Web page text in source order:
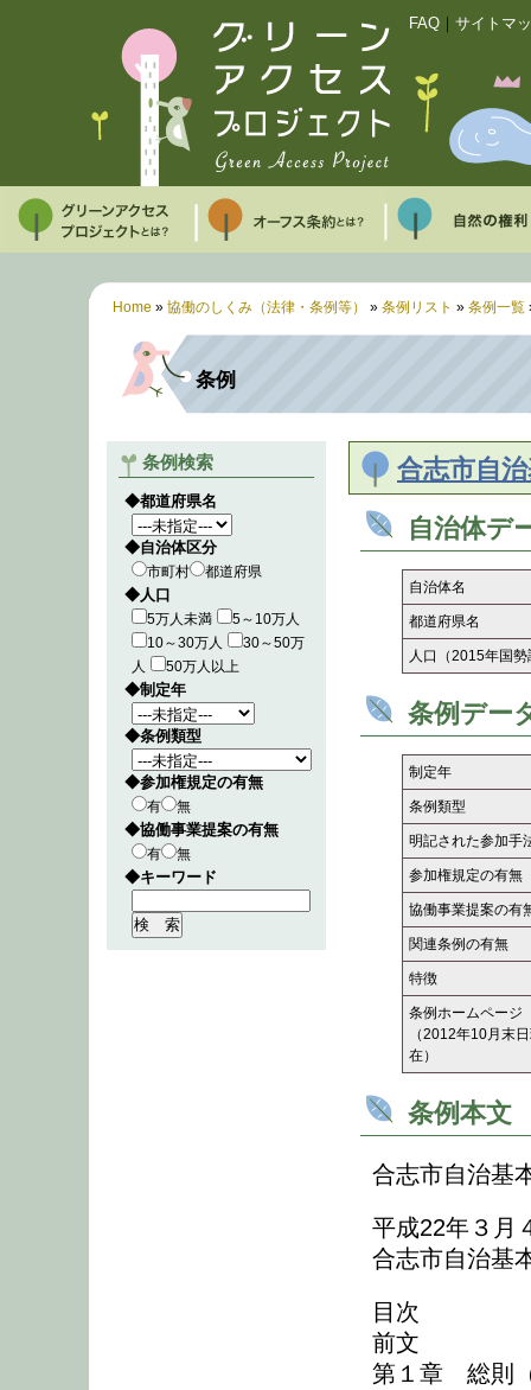
FAQ サイトマ
Home » 協働のしくみ（法律・条例等） » 条例リスト » 条例一覧
条例
条例検索
◆都道府県名
◆自治体区分
市町村 都道府県
◆人口
5万人未満
5～10万人
10～30万人
30～50万
人
50万人以上
◆制定年
◆条例類型
◆参加権規定の有無
有 無
◆協働事業提案の有無
有 無
◆キーワード
合志市自
自治体デ
自治体名
都道府県名
人口（2015年国勢
条例デー
制定年
条例類型
明記された参加手
参加権規定の有無
協働事業提案の有
関連条例の有無
特徴
条例ホームページ
（2012年10月末
在）
条例本文
合志市自治基
平成22年３月
合志市自治基
目次
前文
第１章 総則